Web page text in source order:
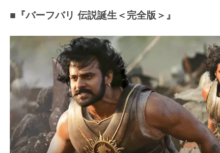
■『バーフバリ 伝説誕生＜完全版＞』